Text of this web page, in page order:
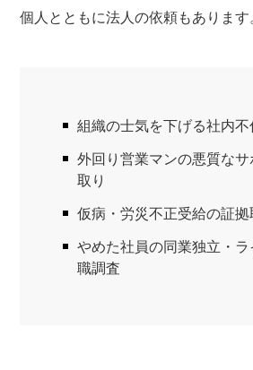
個人とともに法人の依頼もあります。
組織の士気を下げる社内
外回り営業マンの悪質な
取り
仮病・労災不正受給の証拠
やめた社員の同業独立・
職調査